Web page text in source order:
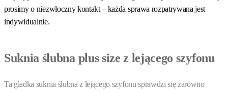
prosimy o niezwłoczny kontakt – każda sprawa rozpatrywana jest
indywidualnie.
Suknia ślubna plus size z lejącego szyfonu
Ta gładka suknia ślubna z lejącego szyfonu sprawdzi się zarówno